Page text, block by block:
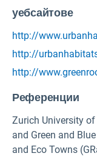
уебсайтове
http://
http://
http://
Референции
Zurich University
and Green and
and Eco Towns